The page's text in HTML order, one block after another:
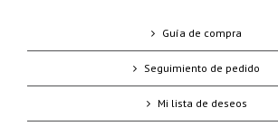
Guía de compra
Seguimiento de pedido
Mi lista de deseos